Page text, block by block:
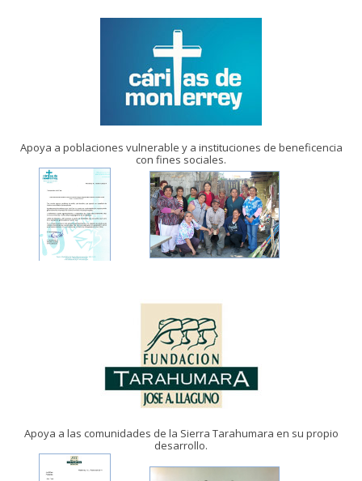
Apoya a poblaciones vulnerable y a instituciones de beneficencia
con fines sociales.
Apoya a las comunidades de la Sierra Tarahumara en su propio
desarrollo.